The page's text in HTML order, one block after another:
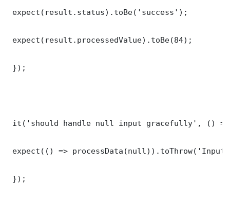
expect(result.status).toBe('success');
expect(result.processedValue).toBe(84);
});
it('should handle null input gracefully', ()
expect(() =>
});